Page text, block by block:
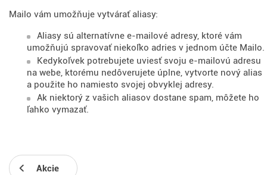
Mailo vám umožňuje vytvárať aliasy:
Aliasy sú alternatívne e-mailové adresy, ktoré vám
umožňujú spravovať niekoľko adries v jednom účte Mailo.
Kedykoľvek potrebujete uviesť svoju e-mailovú adresu
na webe, ktorému nedôverujete úplne, vytvorte nový alias
a použite ho namiesto svojej obvyklej adresy.
Ak niektorý z vašich aliasov dostane spam, môžete ho
ľahko vymazať.
Akcie